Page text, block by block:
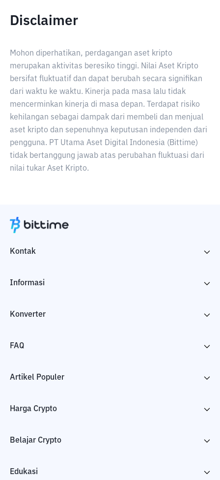
Disclaimer
Mohon diperhatikan, perdagangan aset kripto
merupakan aktivitas beresiko tinggi. Nilai Aset Kripto
bersifat fluktuatif dan dapat berubah secara signifikan
dari waktu ke waktu. Kinerja pada masa lalu tidak
mencerminkan kinerja di masa depan. Terdapat risiko
kehilangan sebagai dampak dari membeli dan menjual
aset kripto dan sepenuhnya keputusan independen dari
pengguna. PT Utama Aset Digital Indonesia (Bittime)
tidak bertanggung jawab atas perubahan fluktuasi dari
nilai tukar Aset Kripto.
Kontak
Informasi
Konverter
FAQ
Artikel Populer
Harga Crypto
Belajar Crypto
Edukasi